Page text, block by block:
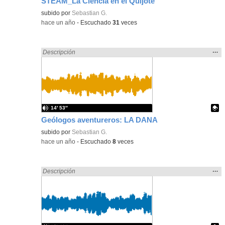
Contenido educativo.
subido por Sebastian G.
-hace un año - Escuchado31 veces
Geólogos aventureros: LA DANA
Encontrado «song» en:
Descripción
la
…
Contenido educativo.
subido por Sebastian G.
14′ 53″
-hace un año - Escuchado8 veces
Encontrado «song» en:
Descripción
la
…